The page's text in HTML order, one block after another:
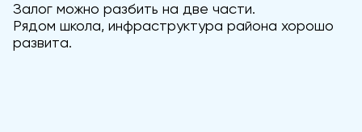
Залог можно разбить на две части.
Рядом школа, инфраструктура района хорошо
развита.